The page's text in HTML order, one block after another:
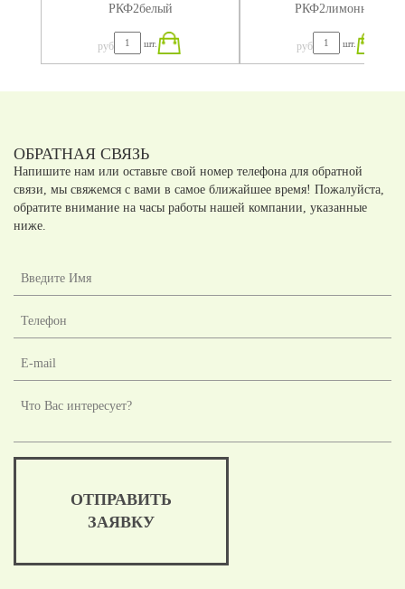
РКФ2белый
руб шт.
РКФ2лимонный
руб шт.
ОБРАТНАЯ СВЯЗЬ
Напишите нам или оставьте свой номер телефона для обратной
связи, мы свяжемся с вами в самое ближайшее время! Пожалуйста,
обратите внимание на часы работы нашей компании, указанные
ниже.
ОТПРАВИТЬ
ЗАЯВКУ